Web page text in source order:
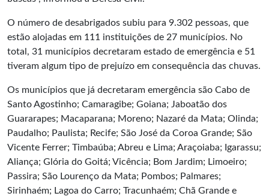
O número de desabrigados subiu para 9.302 pessoas, que
estão alojadas em 111 instituições de 27 municípios. No
total, 31 municípios decretaram estado de emergência e 51
tiveram algum tipo de prejuízo em consequência das chuvas.
Os municípios que já decretaram emergência são Cabo de
Santo Agostinho; Camaragibe; Goiana; Jaboatão dos
Guararapes; Macaparana; Moreno; Nazaré da Mata; Olinda;
Paudalho; Paulista; Recife; São José da Coroa Grande; São
Vicente Ferrer; Timbaúba; Abreu e Lima; Araçoiaba; Igarassu;
Aliança; Glória do Goitá; Vicência; Bom Jardim; Limoeiro;
Passira; São Lourenço da Mata; Pombos; Palmares;
Sirinhaém; Lagoa do Carro; Tracunhaém; Chã Grande e